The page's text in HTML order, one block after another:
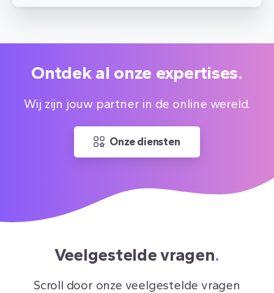
Ontdek al onze expertises.
Wij zijn jouw partner in de online wereld.
Onze diensten
Veelgestelde vragen.
Scroll door onze veelgestelde vragen